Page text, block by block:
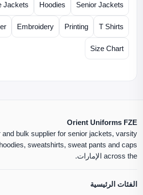
Senior Jackets
Hoodies
Jackets
T Shirts
Printing
Embroidery
Size Chart
Orient Uniforms FZE
and bulk supplier for senior jackets, varsity
sweatshirts, sweat pants and caps
across the الإمارات.
الفئات الرئيسية